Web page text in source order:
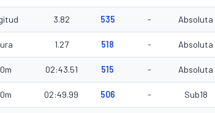
3.82 535 - Absoluta
1.27 518 - Absoluta
02:43.51 515 - Absoluta
02:49.99 506 - Sub18